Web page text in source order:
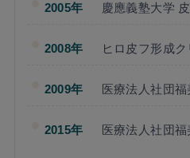
2005年 慶應義塾大学
2008年 ヒロ皮フ形成
2009年 医療法人社団
2015年 医療法人社団